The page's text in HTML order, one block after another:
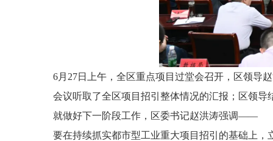
6月27日上午，全区重点项目过堂会召开，区领导
会议听取了全区项目招引整体情况的汇报；区领导
就做好下一阶段工作，区委书记赵洪涛强调——
要在持续抓实都市型工业重大项目招引的基础上